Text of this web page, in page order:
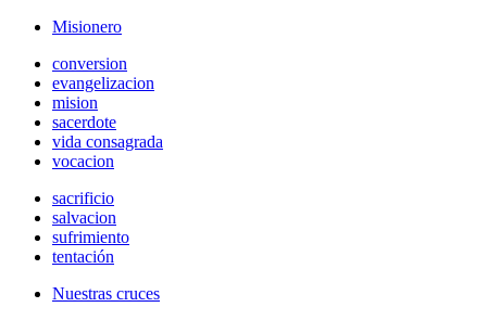
Misionero
conversion
evangelizacion
mision
sacerdote
vida consagrada
vocacion
sacrificio
salvacion
sufrimiento
tentación
Nuestras cruces